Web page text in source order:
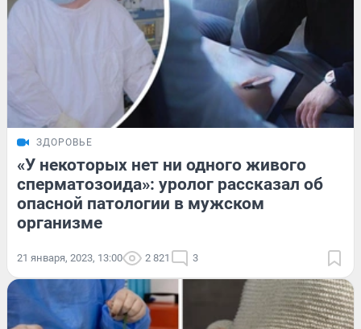
ЗДОРОВЬЕ
«У некоторых нет ни одного живого
сперматозоида»: уролог рассказал об
опасной патологии в мужском
организме
21 января, 2023, 13:00 2 821 3